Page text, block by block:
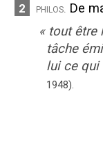
2 philos. De
« tout être
tâche
lui ce qui
1948).